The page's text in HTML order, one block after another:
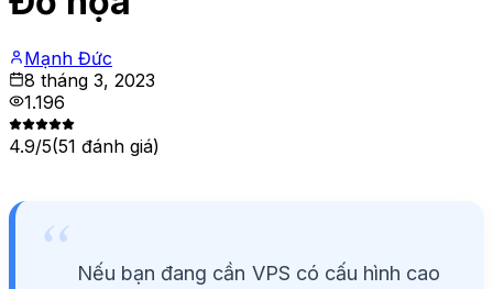
Mạnh Đức
8 tháng 3, 2023
1.196
4.9/5(51 đánh giá)
Nếu bạn đang cần VPS có cấu hình cao